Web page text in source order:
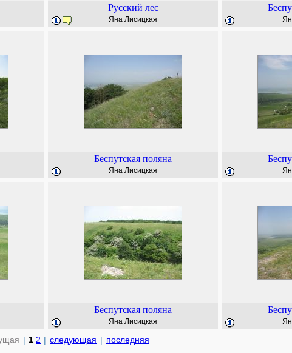
Русский лес
Яна Лисицкая
Беспутская поляна
Яна Лисицкая
Беспутская поляна
Яна Лисицкая
| 1 2 | следующая | последняя